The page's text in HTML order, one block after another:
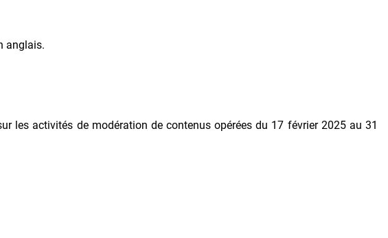
anglais.
les activités de modération de contenus opérées du 17 février 2025 au 31